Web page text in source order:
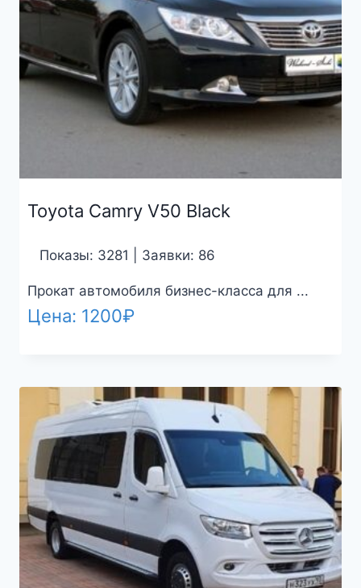
Toyota Camry V50 Black
Показы: 3281 | Заявки: 86
Прокат автомобиля бизнес-класса для ...
Цена: 1200₽